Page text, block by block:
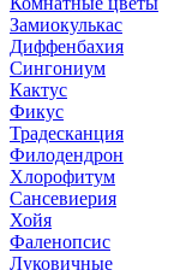
Замиокулькас
Диффенбахия
Сингониум
Кактус
Фикус
Традесканция
Филодендрон
Хлорофитум
Сансевиерия
Хойя
Фаленопсис
Луковичные